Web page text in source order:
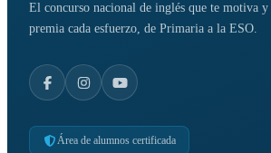
El concurso nacional de inglés que te motiva y
premia cada esfuerzo, de Primaria a la ESO.
Área de alumnos certificada